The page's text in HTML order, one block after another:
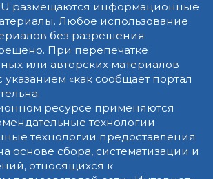
размещаются информационные
Любое использование
без разрешения
При перепечатке
или авторских материалов
«как сообщает портал
ресурсе применяются
технологии
технологии предоставления
основе сбора, систематизации и
относящихся к